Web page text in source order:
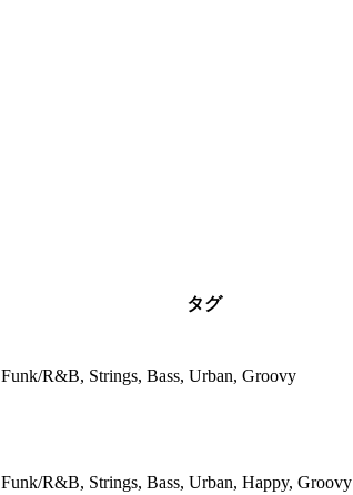
タグ
Funk/R&B, Strings, Bass, Urban, Groovy
Funk/R&B, Strings, Bass, Urban, Happy, Groovy